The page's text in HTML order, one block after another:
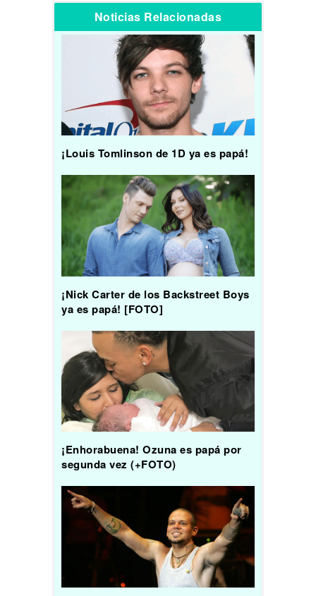
Noticias Relacionadas
¡Louis Tomlinson de 1D ya es papá!
¡Nick Carter de los Backstreet Boys
ya es papá! [FOTO]
¡Enhorabuena! Ozuna es papá por
segunda vez (+FOTO)